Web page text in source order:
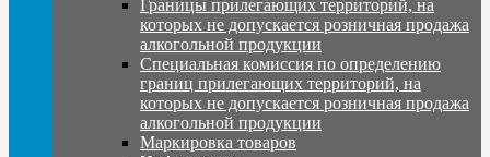
Границы прилегающих территорий, на
которых не допускается розничная продажа
алкогольной продукции
Специальная комиссия по определению
границ прилегающих территорий, на
которых не допускается розничная продажа
алкогольной продукции
Маркировка товаров